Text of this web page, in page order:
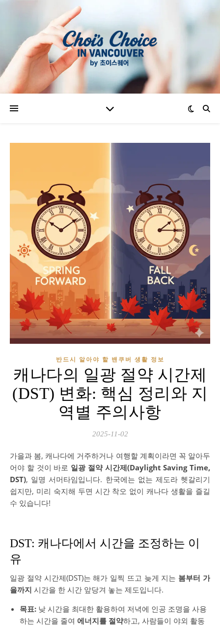
반드시 알아야 할 밴쿠버 생활 정보
캐나다의 일광 절약 시간제
(DST) 변화: 핵심 정리와 지
역별 주의사항
2025-11-02
가을과 봄, 캐나다에 거주하거나 여행할 계획이라면 꼭 알아두
어야 할 것이 바로 일광 절약 시간제(Daylight Saving Time,
DST), 일명 서머타임입니다. 한국에는 없는 제도라 헷갈리기
쉽지만, 미리 숙지해 두면 시간 착오 없이 캐나다 생활을 즐길
수 있습니다!
DST: 캐나다에서 시간을 조정하는 이
유
일광 절약 시간제(DST)는 해가 일찍 뜨고 늦게 지는 봄부터 가
을까지 시간을 한 시간 앞당겨 놓는 제도입니다.
목표: 낮 시간을 최대한 활용하여 저녁에 인공 조명을 사용
하는 시간을 줄여 에너지를 절약하고, 사람들이 야외 활동